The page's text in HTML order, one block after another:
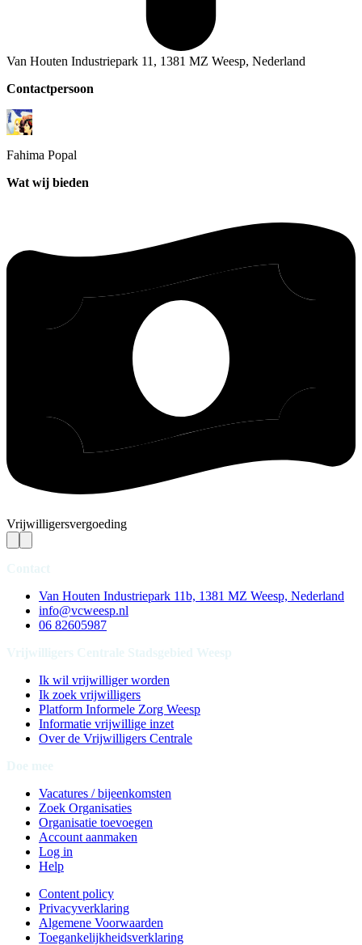
Van Houten Industriepark 11, 1381 MZ Weesp, Nederland
Contactpersoon
Fahima Popal
Wat wij bieden
Vrijwilligersvergoeding
Van Houten Industriepark 11b, 1381 MZ Weesp, Nederland
info@vcweesp.nl
06 82605987
Ik wil vrijwilliger worden
Ik zoek vrijwilligers
Platform Informele Zorg Weesp
Informatie vrijwillige inzet
Over de Vrijwilligers Centrale
Vacatures / bijeenkomsten
Zoek Organisaties
Organisatie toevoegen
Account aanmaken
Log in
Help
Content policy
Privacyverklaring
Algemene Voorwaarden
Toegankelijkheidsverklaring